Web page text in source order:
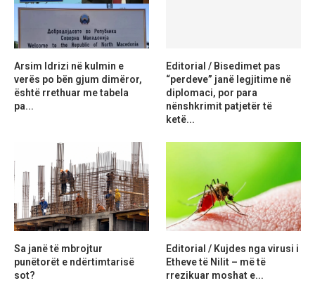
Arsim Idrizi në kulmin e
verës po bën gjum dimëror,
është rrethuar me tabela
pa...
Editorial / Bisedimet pas
“perdeve” janë legjitime në
diplomaci, por para
nënshkrimit patjetër të
ketë...
Sa janë të mbrojtur
punëtorët e ndërtimtarisë
sot?
Editorial / Kujdes nga virusi i
Etheve të Nilit – më të
rrezikuar moshat e...